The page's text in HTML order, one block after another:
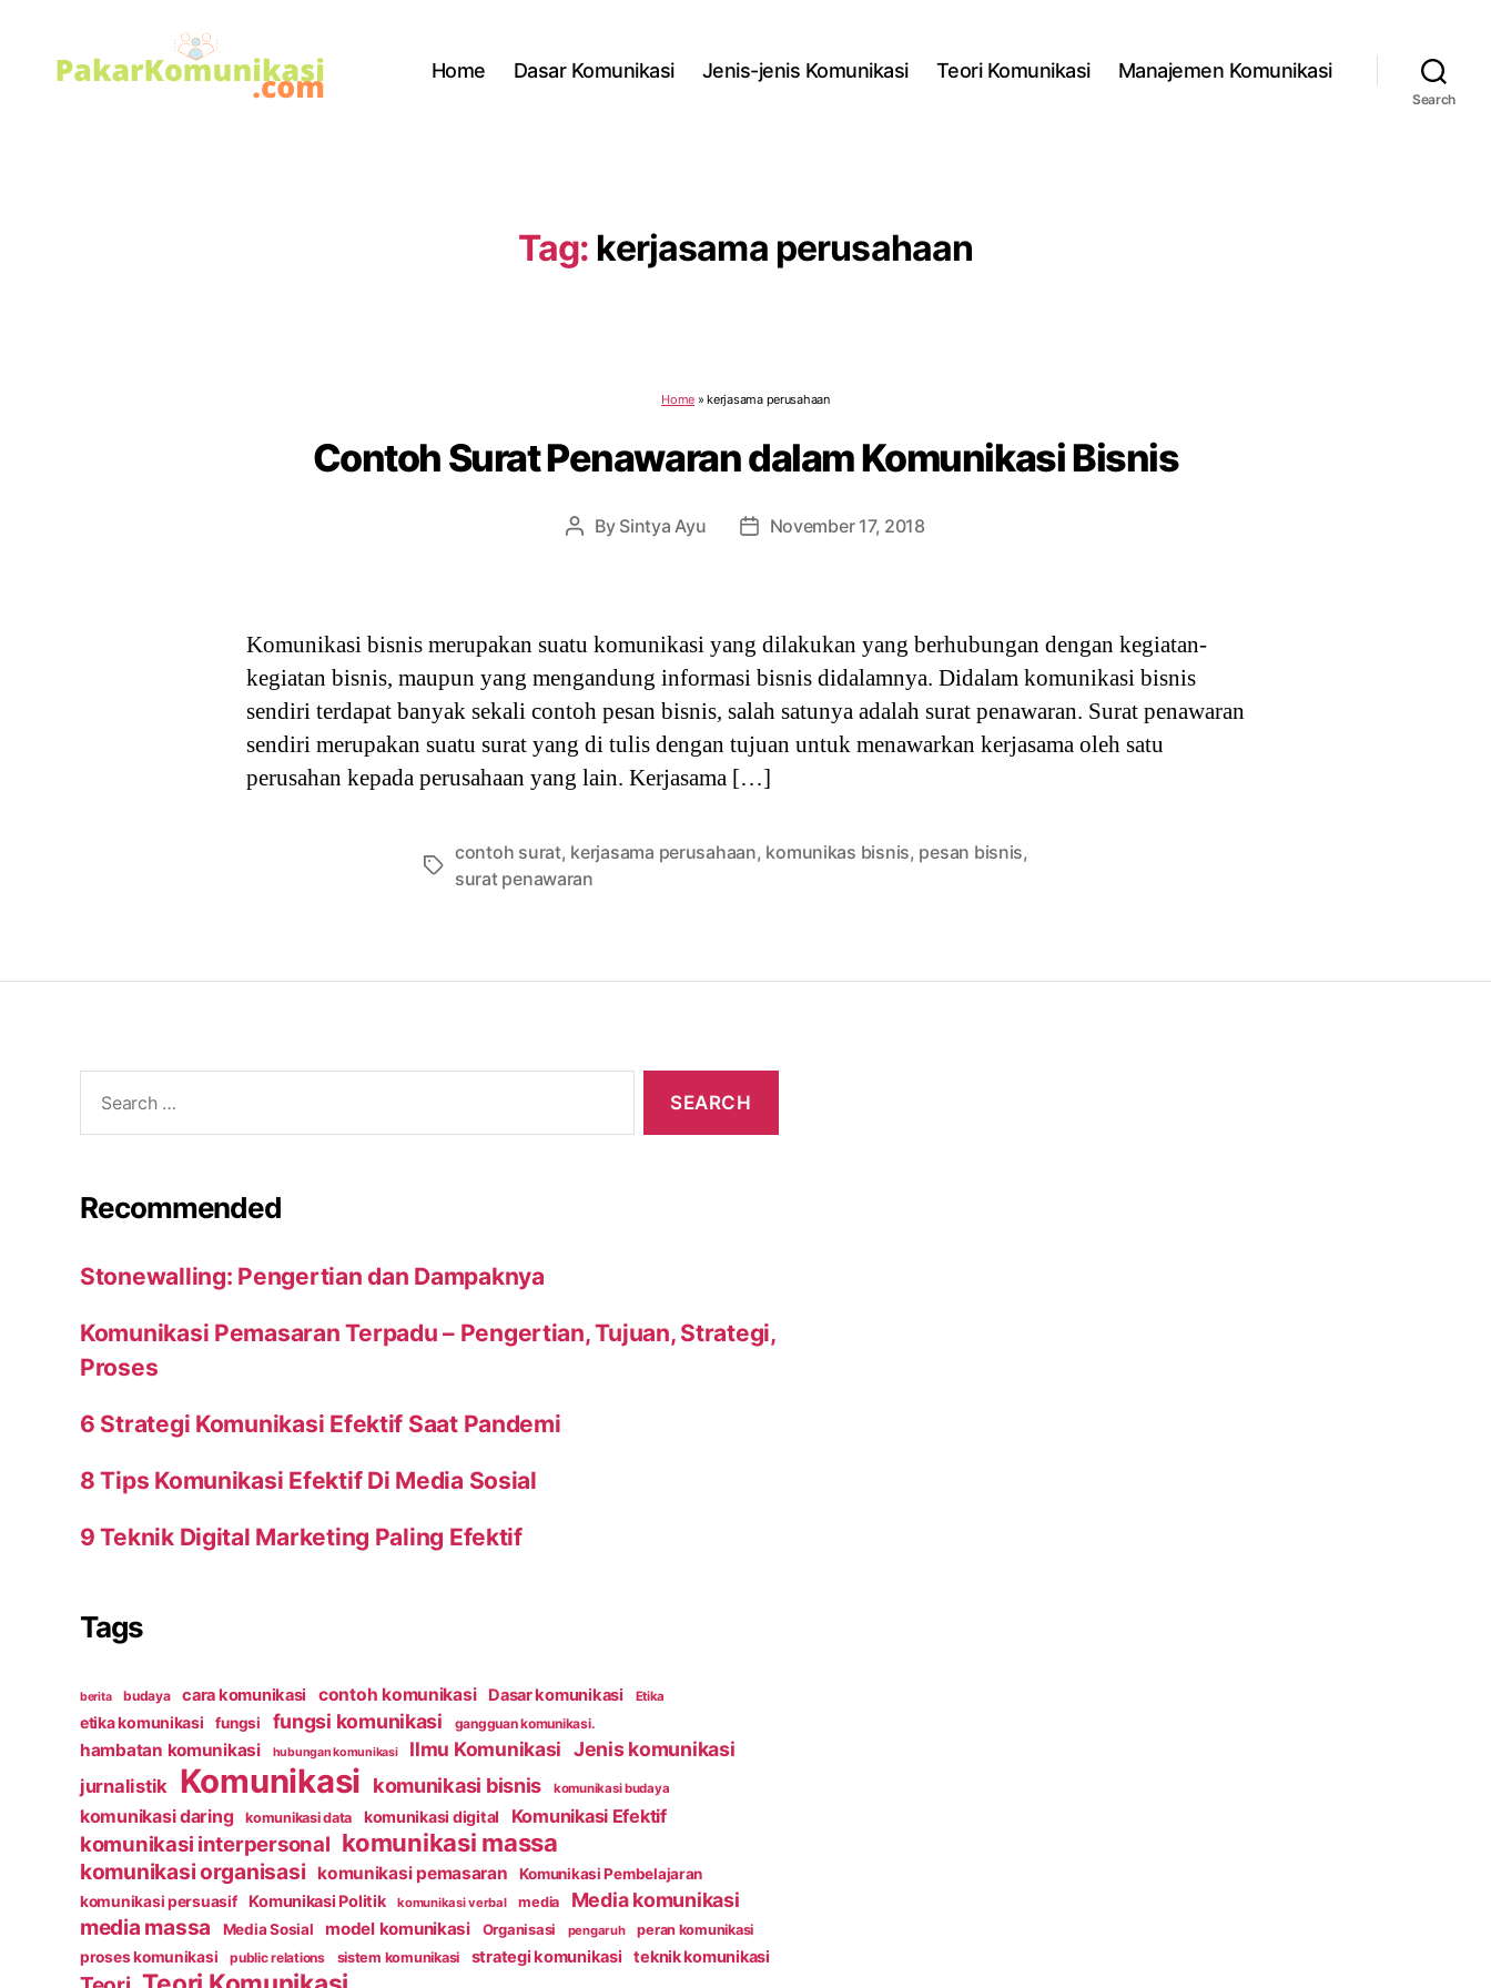
Home Dasar Komunikasi Jenis-jenis Komunikasi Teori Komunikasi Manajemen Komunikasi
Search
Tag: kerjasama perusahaan
Home »kerjasama perusahaan
Contoh Surat Penawaran dalam Komunikasi Bisnis
Post
By Sintya Ayu
PostNovember 17, 2018
Komunikasi bisnis merupakan suatu komunikasi yang dilakukan yang berhubungan dengan kegiatan-
kegiatan bisnis, maupun yang mengandung informasi bisnis didalamnya. Didalam komunikasi bisnis
sendiri terdapat banyak sekali contoh pesan bisnis, salah satunya adalah surat penawaran. Surat penawaran
sendiri merupakan suatu surat yang di tulis dengan tujuan untuk menawarkan kerjasama oleh satu
perusahan kepada perusahaan yang lain. Kerjasama […]
Tags
contoh surat, kerjasama perusahaan, komunikas bisnis, pesan bisnis,
surat penawaran
for:
Recommended
Stonewalling: Pengertian dan Dampaknya
Komunikasi Pemasaran Terpadu – Pengertian, Tujuan, Strategi,
Proses
6 Strategi Komunikasi Efektif Saat Pandemi
8 Tips Komunikasi Efektif Di Media Sosial
9 Teknik Digital Marketing Paling Efektif
Tags
berita budaya cara komunikasi contoh komunikasi Dasar komunikasi Etika
etika komunikasi fungsi fungsi komunikasi gangguan komunikasi.
hambatan komunikasi hubungan komunikasi Ilmu Komunikasi Jenis komunikasi
jurnalistik Komunikasi komunikasi bisnis komunikasi budaya
komunikasi daring komunikasi data komunikasi digital Komunikasi Efektif
komunikasi interpersonal komunikasi massa
komunikasi organisasi komunikasi pemasaran
Komunikasi Pembelajaran
komunikasi persuasif
Komunikasi Politik komunikasi verbal media Media komunikasi
media massa Media Sosial model komunikasi Organisasi pengaruh peran komunikasi
proses komunikasi public relations sistem komunikasi strategi komunikasi teknik komunikasi